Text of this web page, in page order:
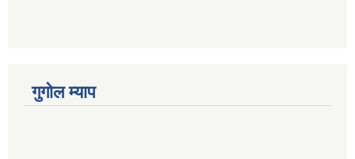
गुगोल म्याप